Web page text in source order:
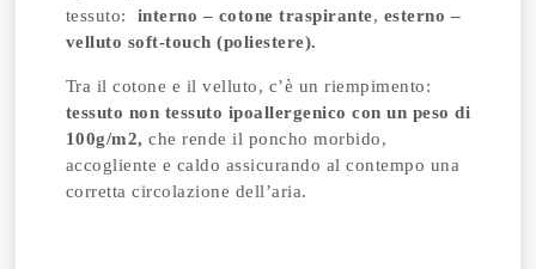
tessuto:
interno – cotone traspirante, esterno –
velluto soft-touch (poliestere).
Tra il cotone e il velluto, c’è un riempimento:
tessuto non tessuto ipoallergenico con un peso di
100g/m2, che rende il poncho morbido,
accogliente e caldo assicurando al contempo una
corretta circolazione dell’aria.